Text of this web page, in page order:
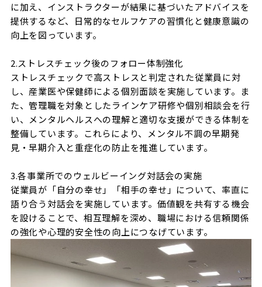
に加え、インストラクターが結果に基づいたアドバイスを
提供するなど、日常的なセルフケアの習慣化と健康意識の
向上を図っています。
2.ストレスチェック後のフォロー体制強化
ストレスチェックで高ストレスと判定された従業員に対
し、産業医や保健師による個別面談を実施しています。ま
た、管理職を対象としたラインケア研修や個別相談会を行
い、メンタルヘルスへの理解と適切な支援ができる体制を
整備しています。これらにより、メンタル不調の早期発
見・早期介入と重症化の防止を推進しています。
3.各事業所でのウェルビーイング対話会の実施
従業員が「自分の幸せ」「相手の幸せ」について、率直に
語り合う対話会を実施しています。価値観を共有する機会
を設けることで、相互理解を深め、職場における信頼関係
の強化や心理的安全性の向上につなげています。